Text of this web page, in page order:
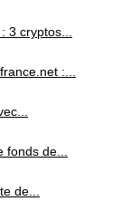
3 cryptos...
:...
de...
de...